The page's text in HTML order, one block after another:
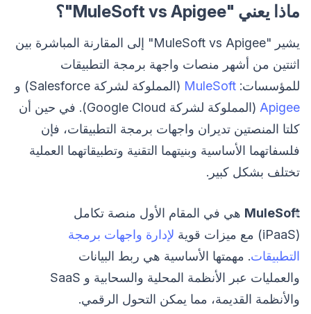
ماذا يعني "MuleSoft vs Apigee"؟
يشير "MuleSoft vs Apigee" إلى المقارنة المباشرة بين
اثنتين من أشهر منصات واجهة برمجة التطبيقات
للمؤسسات: MuleSoft (المملوكة لشركة Salesforce) و
Apigee
(المملوكة لشركة Google Cloud). في حين أن
كلتا المنصتين تديران واجهات برمجة التطبيقات، فإن
فلسفاتهما الأساسية وبنيتهما التقنية وتطبيقاتهما العملية
تختلف بشكل كبير.
MuleSoft هي في المقام الأول منصة تكامل
(iPaaS) مع ميزات قوية
لإدارة واجهات برمجة
التطبيقات. مهمتها الأساسية هي ربط البيانات
والعمليات عبر الأنظمة المحلية والسحابية و SaaS
والأنظمة القديمة، مما يمكن التحول الرقمي.